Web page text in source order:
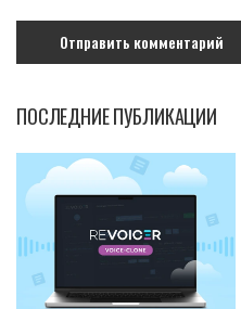
ПОСЛЕДНИЕ ПУБЛИКАЦИИ